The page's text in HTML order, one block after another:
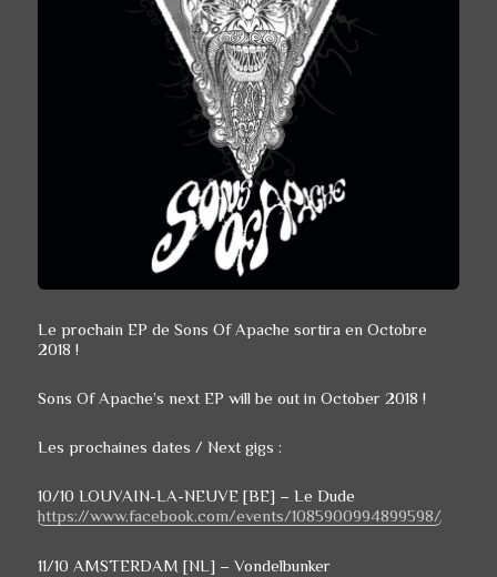
Le prochain EP de Sons Of Apache sortira en Octobre
2018 !
Sons Of Apache’s next EP will be out in October 2018 !
Les prochaines dates / Next gigs :
10/10 LOUVAIN-LA-NEUVE [BE] – Le Dude
https://www.facebook.com/events/1085900994899598/
11/10 AMSTERDAM [NL] – Vondelbunker